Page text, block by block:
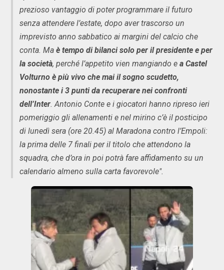
prezioso vantaggio di poter programmare il futuro
senza attendere l’estate, dopo aver trascorso un
imprevisto anno sabbatico ai margini del calcio che
conta. Ma è tempo di bilanci solo per il presidente e per
la società, perché l’appetito vien mangiando e a Castel
Volturno è più vivo che mai il sogno scudetto,
nonostante i 3 punti da recuperare nei confronti
dell’Inter. Antonio Conte e i giocatori hanno ripreso ieri
pomeriggio gli allenamenti e nel mirino c’è il posticipo
di lunedì sera (ore 20.45) al Maradona contro l’Empoli:
la prima delle 7 finali per il titolo che attendono la
squadra, che d’ora in poi potrà fare affidamento su un
calendario almeno sulla carta favorevole".